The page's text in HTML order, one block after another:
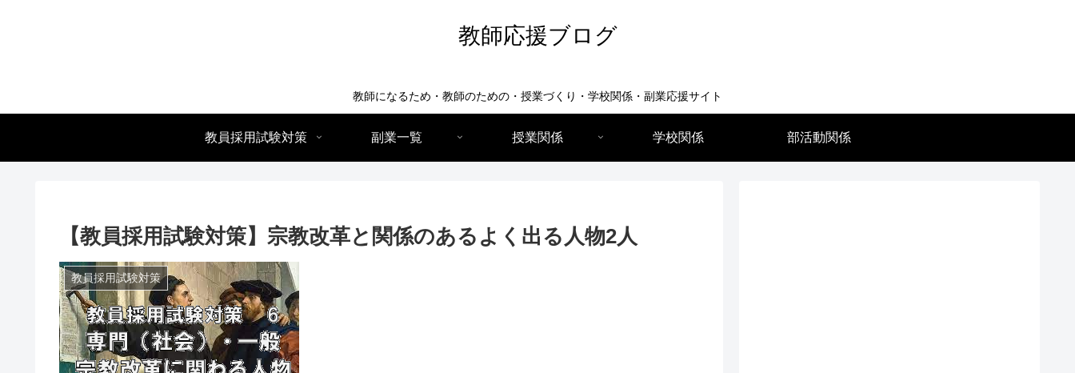
教師応援ブログ
教師になるため・教師のための・授業づくり・学校関係・副業応援サイト
教員採用試験対策 副業一覧 授業関係 学校関係 部活動関係
【教員採用試験対策】宗教改革と関係のあるよく出る人物2人
教員採用試験対策